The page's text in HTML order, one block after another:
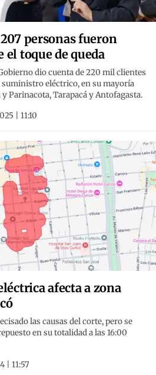
personas fueron
el toque de queda
dio cuenta de 220 mil clientes
eléctrico, en su mayoría
Parinacota, Tarapacá y Antofagasta.
| 11:10
afecta a zona
las causas del corte, pero se
en su totalidad a las 16:00
| 11:57